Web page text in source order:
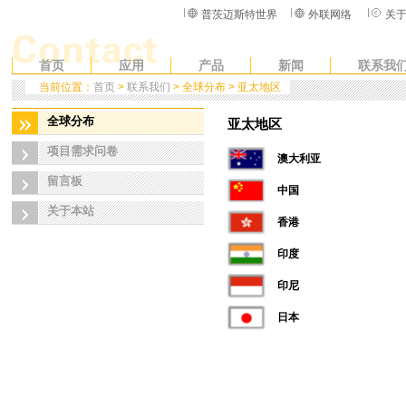
普茨迈斯特世界 外联网络 关
首页 应用 产品 新闻 联系我
当前位置： 首页 > 联系我们 > 全球分布 > 亚太地区
全球分布
项目需求问卷
留言板
关于本站
亚太地区
澳大利亚
中国
香港
印度
印尼
日本